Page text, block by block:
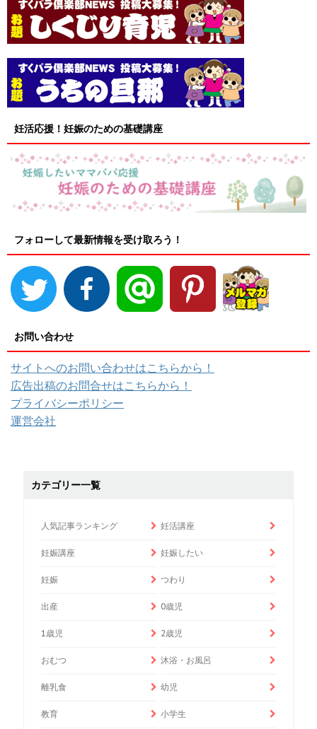
妊活応援！妊娠のための基礎講座
フォローして最新情報を受け取ろう！
お問い合わせ
サイトへのお問い合わせはこちらから！
広告出稿のお問合せはこちらから！
プライバシーポリシー
運営会社
カテゴリー一覧
人気記事ランキング 妊活講座
妊娠講座 妊娠したい
妊娠 つわり
出産 0歳児
1歳児 2歳児
おむつ 沐浴・お風呂
離乳食 幼児
教育 小学生